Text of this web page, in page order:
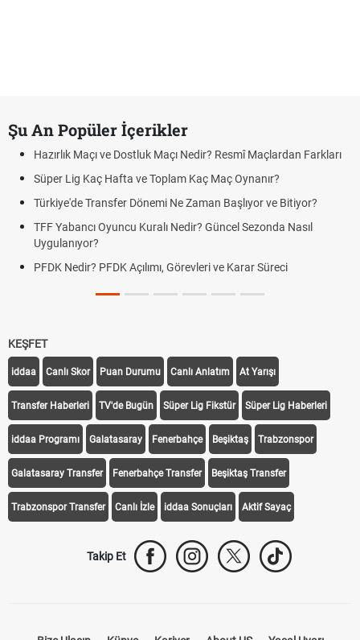
Şu An Popüler İçerikler
Hazırlık Maçı ve Dostluk Maçı Nedir? Resmî Maçlardan Farkları
Süper Lig Kaç Hafta ve Toplam Kaç Maç Oynanır?
Türkiye'de Transfer Dönemi Ne Zaman Başlıyor ve Bitiyor?
TFF Yabancı Oyuncu Kuralı Nedir? Güncel Sezonda Nasıl
Uygulanıyor?
PFDK Nedir? PFDK Açılımı, Görevleri ve Karar Süreci
KEŞFET
iddaa Canlı Skor Puan Durumu Canlı Anlatım At Yarışı
Transfer Haberleri TV'de Bugün Süper Lig Fikstür Süper Lig Haberleri
iddaa Programı Galatasaray Fenerbahçe Beşiktaş Trabzonspor
Galatasaray Transfer Fenerbahçe Transfer Beşiktaş Transfer
Trabzonspor Transfer Canlı İzle iddaa Sonuçları Aktif Sayaç
Takip Et